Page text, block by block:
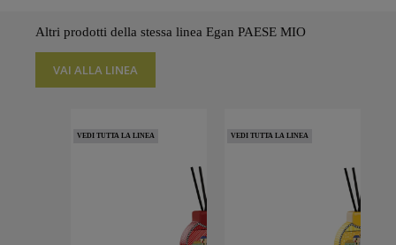
€19,99.
€18,60.
Altri prodotti della stessa linea Egan PAESE MIO
VAI ALLA LINEA
VEDI TUTTA LA LINEA VEDI TUTTA LA LINEA